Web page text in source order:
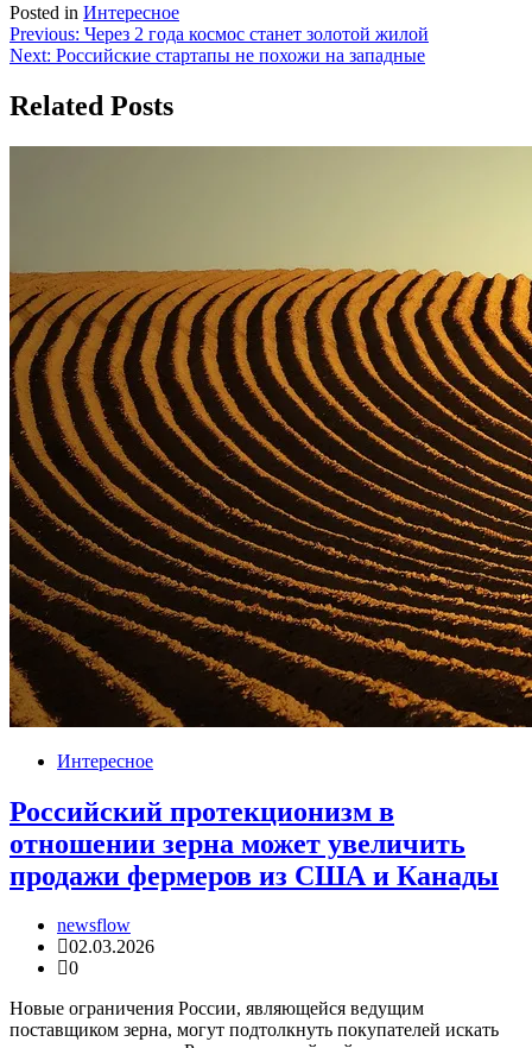
Posted in Интересное
Навигация
по
записям
Previous: Через 2 года космос станет золотой жилой
Next: Российские стартапы не похожи на западные
Related Posts
Интересное
Российский протекционизм в
отношении зерна может увеличить
продажи фермеров из США и Канады
newsflow
02.03.2026
0
Новые ограничения России, являющейся ведущим
поставщиком зерна, могут подтолкнуть покупателей искать